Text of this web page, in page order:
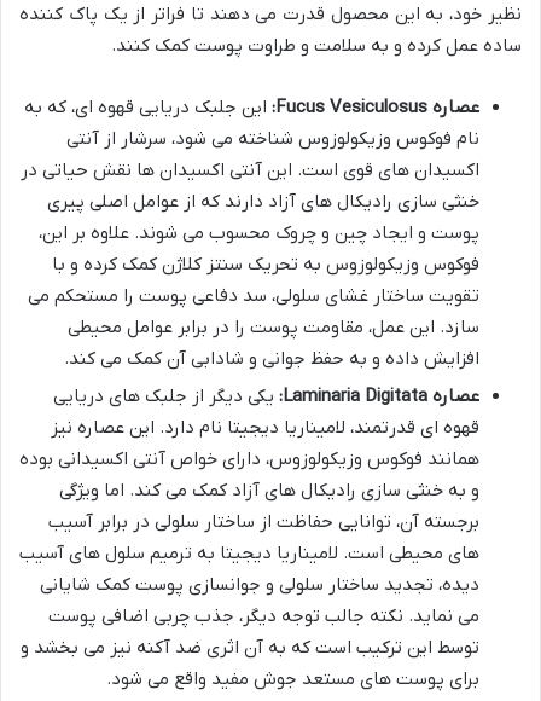
نظیر خود، به این محصول قدرت می دهند تا فراتر از یک پاک کننده
ساده عمل کرده و به سلامت و طراوت پوست کمک کنند.
عصاره Fucus Vesiculosus:
این جلبک دریایی قهوه ای، که به
نام فوکوس وزیکولوزوس شناخته می شود، سرشار از آنتی
اکسیدان های قوی است. این آنتی اکسیدان ها نقش حیاتی در
خنثی سازی رادیکال های آزاد دارند که از عوامل اصلی پیری
پوست و ایجاد چین و چروک محسوب می شوند. علاوه بر این،
فوکوس وزیکولوزوس به تحریک سنتز کلاژن کمک کرده و با
تقویت ساختار غشای سلولی، سد دفاعی پوست را مستحکم می
سازد. این عمل، مقاومت پوست را در برابر عوامل محیطی
افزایش داده و به حفظ جوانی و شادابی آن کمک می کند.
عصاره Laminaria Digitata:
یکی دیگر از جلبک های دریایی
قهوه ای قدرتمند، لامیناریا دیجیتا نام دارد. این عصاره نیز
همانند فوکوس وزیکولوزوس، دارای خواص آنتی اکسیدانی بوده
و به خنثی سازی رادیکال های آزاد کمک می کند. اما ویژگی
برجسته آن، توانایی حفاظت از ساختار سلولی در برابر آسیب
های محیطی است. لامیناریا دیجیتا به ترمیم سلول های آسیب
دیده، تجدید ساختار سلولی و جوانسازی پوست کمک شایانی
می نماید. نکته جالب توجه دیگر، جذب چربی اضافی پوست
توسط این ترکیب است که به آن اثری ضد آکنه نیز می بخشد و
برای پوست های مستعد جوش مفید واقع می شود.